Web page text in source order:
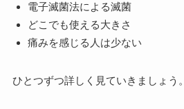
電子滅菌法による滅菌
どこでも使える大きさ
痛みを感じる人は少ない
ひとつずつ詳しく見ていきましょう。